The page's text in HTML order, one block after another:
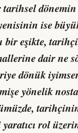
tarihsel
ise
bir eşikte,
dair ne
dönük
yönelik
rol